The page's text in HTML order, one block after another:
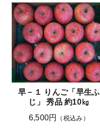
早－１ りんご「早生ふ
じ」 秀品 約10㎏
6,500円
（税込み）